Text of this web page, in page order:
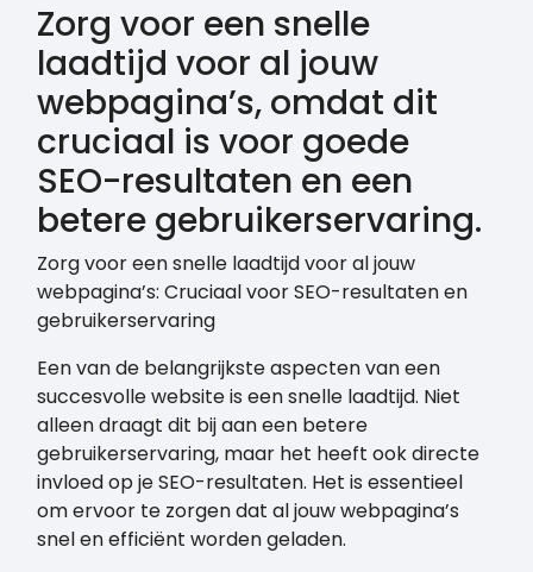
Zorg voor een snelle
laadtijd voor al jouw
webpagina’s, omdat dit
cruciaal is voor goede
SEO-resultaten en een
betere gebruikerservaring.
Zorg voor een snelle laadtijd voor al jouw
webpagina’s: Cruciaal voor SEO-resultaten en
gebruikerservaring
Een van de belangrijkste aspecten van een
succesvolle website is een snelle laadtijd. Niet
alleen draagt dit bij aan een betere
gebruikerservaring, maar het heeft ook directe
invloed op je SEO-resultaten. Het is essentieel
om ervoor te zorgen dat al jouw webpagina’s
snel en efficiënt worden geladen.